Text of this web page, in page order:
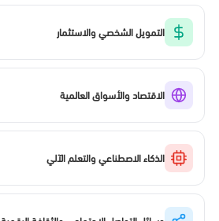
التمويل الشخصي والاستثمار
الاقتصاد والأسواق العالمية
الذكاء الاصطناعي والتعلم الآلي